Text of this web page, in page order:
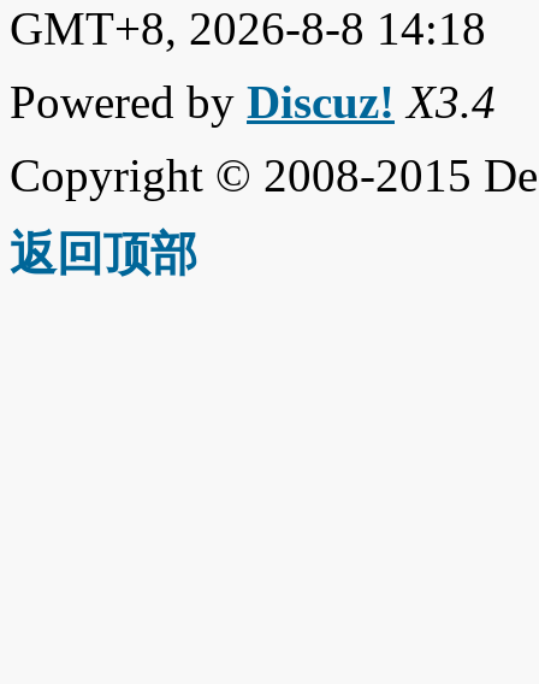
GMT+8, 2026-8-8 14:18
Powered by Discuz! X3.4
Copyright © 2008-2015
返回顶部